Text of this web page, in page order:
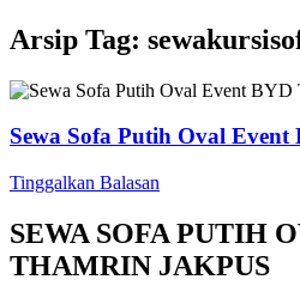
Arsip Tag:
Sewa Sofa Putih Oval
Tinggalkan Balasan
SEWA SOFA PUTIH
THAMRIN JAKPUS